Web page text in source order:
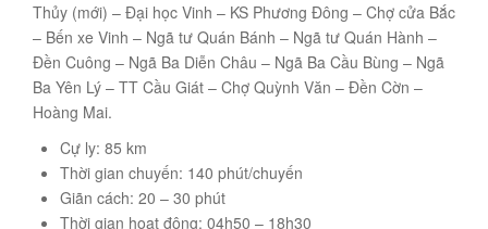
Thủy (mới) – Đại học Vinh – KS Phương Đông – Chợ cửa Bắc
– Bến xe Vinh – Ngã tư Quán Bánh – Ngã tư Quán Hành –
Đền Cuông – Ngã Ba Diễn Châu – Ngã Ba Cầu Bùng – Ngã
Ba Yên Lý – TT Cầu Giát – Chợ Quỳnh Văn – Đền Cờn –
Hoàng Mai.
Cự ly: 85 km
Thời gian chuyến: 140 phút/chuyến
Giãn cách: 20 – 30 phút
Thời gian hoạt động: 04h50 – 18h30